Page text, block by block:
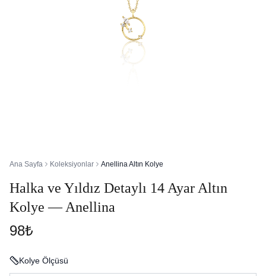
Ana Sayfa Koleksiyonlar Anellina Altın Kolye
Halka ve Yıldız Detaylı 14 Ayar Altın
Kolye — Anellina
98₺
Kolye Ölçüsü